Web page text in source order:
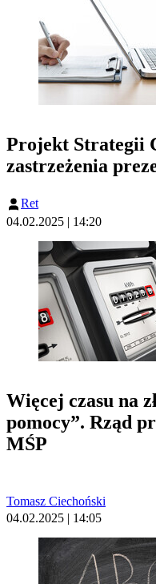
Projekt Strategii
zastrzeżenia
Ret
04.02.2025 | 14:20
Więcej czasu na
pomocy”. Rząd
MŚP
Tomasz Ciechoński
04.02.2025 | 14:05